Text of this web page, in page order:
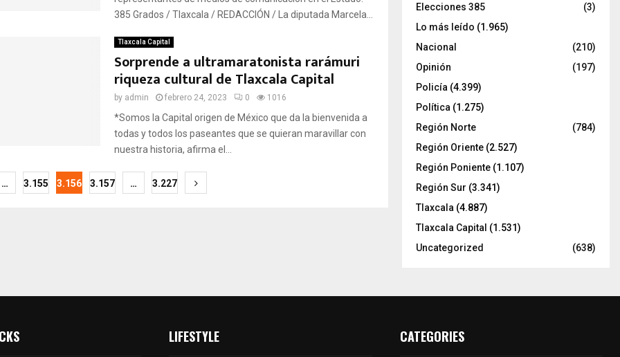
385 Grados / Tlaxcala / REDACCIÓN / La diputada Marcela...
Tlaxcala Capital
Sorprende a ultramaratonista rarámuri
riqueza cultural de Tlaxcala Capital
by admin febrero 24, 2023 0 1016
*Somos la Capital origen de México que da la bienvenida a
todas y todos los paseantes que se quieran maravillar con
nuestra historia, afirma el...
… 3.155 3.156 3.157 … 3.227
Elecciones 385
(3)
Lo más leído (1.965)
Nacional
(210)
Opinión
(197)
Policía (4.399)
Política (1.275)
Región Norte
(784)
Región Oriente (2.527)
Región Poniente (1.107)
Región Sur (3.341)
Tlaxcala (4.887)
Tlaxcala Capital (1.531)
Uncategorized
(638)
LIFESTYLE CATEGORIES